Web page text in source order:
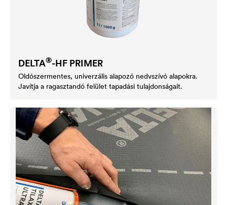
DELTA®-HF PRIMER
Oldószermentes, univerzális alapozó nedvszívó alapokra.
Javítja a ragasztandó felület tapadási tulajdonságait.